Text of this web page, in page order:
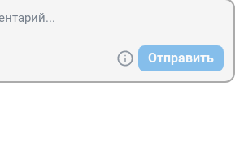
Отправить